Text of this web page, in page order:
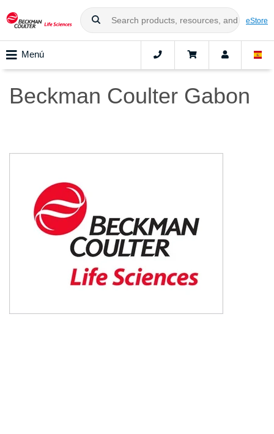
eStore
Menú
Beckman Coulter Gabon